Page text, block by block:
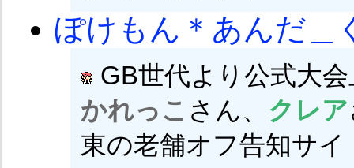
ぽけもん＊あんだ＿
GB世代より公式大
かれっこ さん、 クレア
東の老舗オフ告知サイ